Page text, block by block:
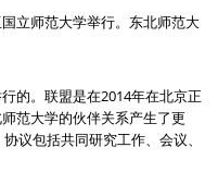
立师范大学举行。东北师范大
的。联盟是在2014年在北京正
范大学的伙伴关系产生了更
议包括共同研究工作、会议、